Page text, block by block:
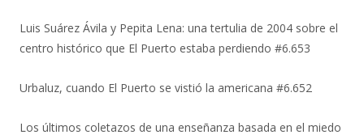
Luis Suárez Ávila y Pepita Lena: una tertulia de 2004 sobre el
centro histórico que El Puerto estaba perdiendo #6.653
Urbaluz, cuando El Puerto se vistió la americana #6.652
Los últimos coletazos de una enseñanza basada en el miedo